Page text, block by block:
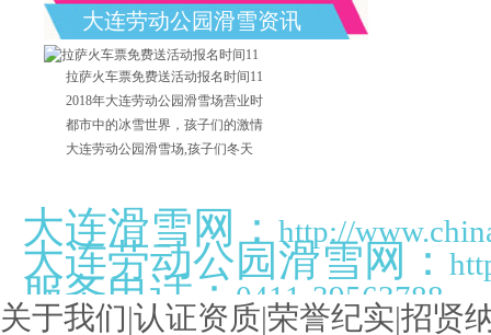
大连劳动公园滑雪资讯
拉萨火车票免费送活动报名时间11
2018年大连劳动公园滑雪场营业时
都市中的冰雪世界，孩子们的激情
大连劳动公园滑雪场,孩子们冬天
大连滑雪网： http://
大连劳动公园滑雪网：
服务电话：0411-39563788
关于我们|认证资质|荣誉纪实|招贤